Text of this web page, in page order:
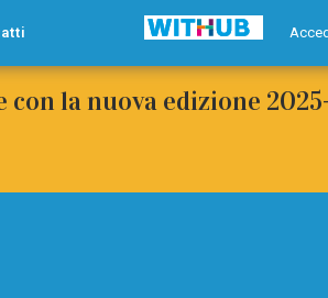
la nuova edizione